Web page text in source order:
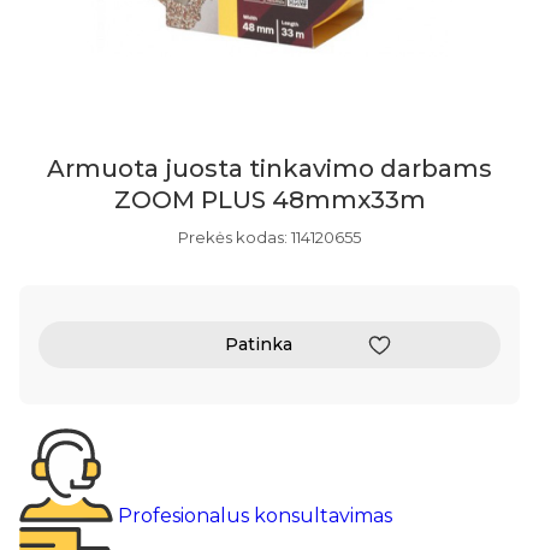
Armuota juosta tinkavimo darbams
ZOOM PLUS 48mmx33m
Prekės kodas: 114120655
Patinka
Profesionalus konsultavimas